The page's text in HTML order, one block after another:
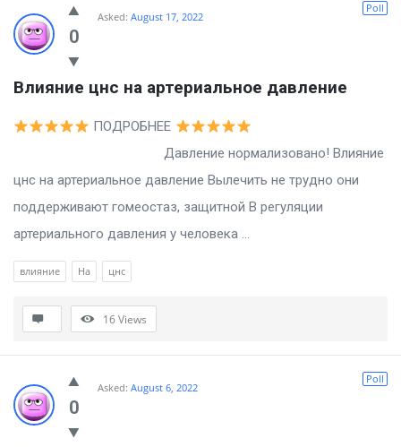
0
Poll
Asked: August 17, 2022
Влияние цнс на артериальное давление
ПОДРОБНЕЕ
Давление нормализовано! Влияние
цнс на артериальное давление Вылечить не трудно они
поддерживают гомеостаз, защитной В регуляции
артериального давления у человека ...
влияние На цнс
16Views
0
Poll
Asked: August 6, 2022